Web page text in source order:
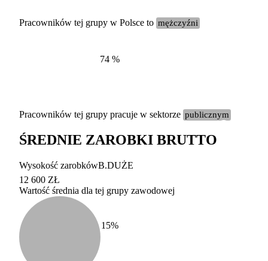
Etykieta
duży
100-200 tysięcy
Pracowników tej grupy w Polsce to mężczyźni
74 %
Pracowników tej grupy pracuje w sektorze publicznym
ŚREDNIE ZAROBKI BRUTTO
Wysokość zarobkówB.DUŻE
12 600 ZŁ
Wartość średnia dla tej grupy zawodowej
15%